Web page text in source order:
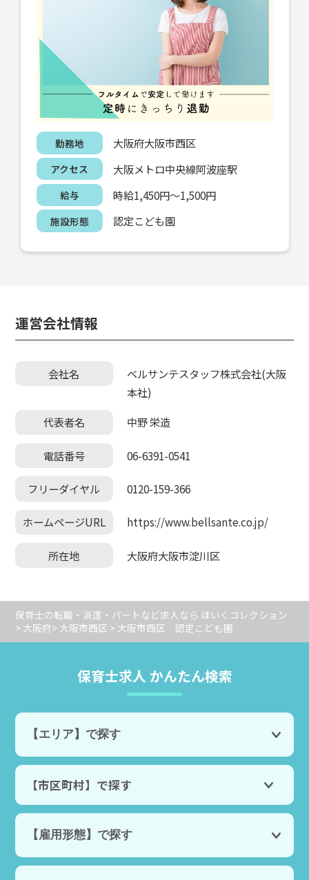
勤務地 大阪府大阪市西区
アクセス 大阪メトロ中央線阿波座駅
給与 時給1,450円～1,500円
施設形態 認定こども園
運営会社情報
会社名
ベルサンテスタッフ株式会社(大阪
本社)
代表者名
中野 栄造
電話番号 06-6391-0541
フリーダイヤル 0120-159-366
ホームページURL https://www.bellsante.co.jp/
所在地 大阪府大阪市淀川区
保育士の転職・派遣・パートなど求人なら ほいくコレクション
> 大阪府> 大阪市西区 > 大阪市西区 認定こども園
保育士求人 かんたん検索
【市区町村】で探す